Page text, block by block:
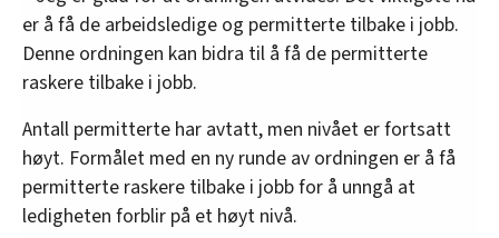
er å få de arbeidsledige og permitterte tilbake i jobb.
Denne ordningen kan bidra til å få de permitterte
raskere tilbake i jobb.
Antall permitterte har avtatt, men nivået er fortsatt
høyt. Formålet med en ny runde av ordningen er å få
permitterte raskere tilbake i jobb for å unngå at
ledigheten forblir på et høyt nivå.